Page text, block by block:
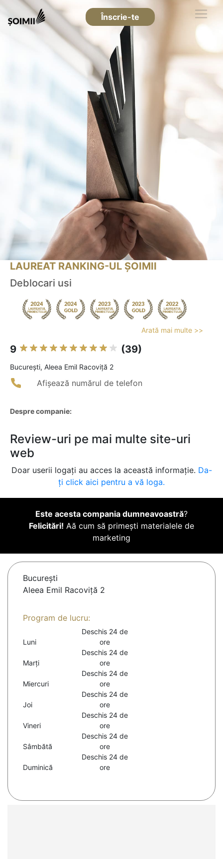
Înscrie-te
LAUREAT RANKING-UL ȘOIMII
Deblocari usi
Arată mai multe >>
9 (39)
Bucureşti, Aleea Emil Racoviţă 2
Afișează numărul de telefon
Despre companie:
Review-uri pe mai multe site-uri
web
Doar userii logați au acces la această informație. Da-
ți click aici pentru a vă loga.
Este acesta compania dumneavoastră?
Felicitări! Aă cum să primești materialele de
marketing
Bucureşti
Aleea Emil Racoviţă 2
Program de lucru:
Luni
Deschis 24 de
ore
Marți
Deschis 24 de
ore
Miercuri
Deschis 24 de
ore
Joi
Deschis 24 de
ore
Vineri
Deschis 24 de
ore
Sâmbătă
Deschis 24 de
ore
Duminică
Deschis 24 de
ore